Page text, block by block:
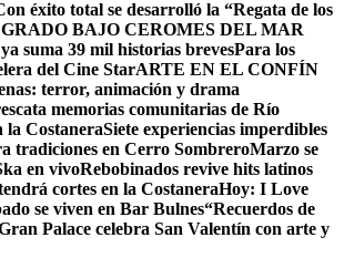
éxito total se desarrolló la “Regata de los
BAJO CEROMES DEL MAR
suma 39 mil historias brevesPara los
del Cine StarARTE EN EL CONFÍN
terror, animación y drama
memorias comunitarias de Río
la CostaneraSiete experiencias imperdibles
tradiciones en Cerro SombreroMarzo se
en vivoRebobinados revive hits latinos
cortes en la CostaneraHoy: I Love
se viven en Bar Bulnes“Recuerdos de
Palace celebra San Valentín con arte y